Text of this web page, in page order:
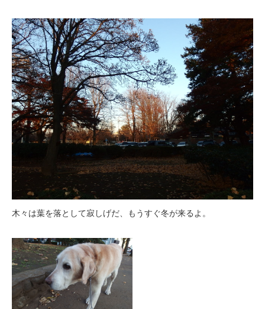
木々は葉を落として寂しげだ、もうすぐ冬が来るよ。